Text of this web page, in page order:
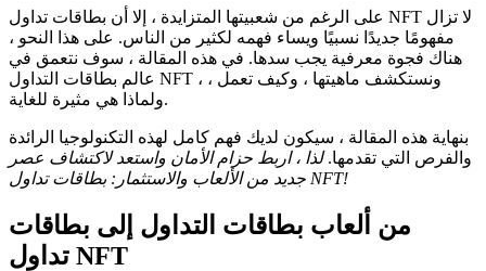
على الرغم من شعبيتها المتزايدة ، إلا أن بطاقات تداول NFT لا تزال
مفهومًا جديدًا نسبيًا ويساء فهمه لكثير من الناس. على هذا النحو ،
هناك فجوة معرفية يجب سدها. في هذه المقالة ، سوف نتعمق في
عالم بطاقات التداول NFT ، ونستكشف ماهيتها ، وكيف تعمل ،
ولماذا هي مثيرة للغاية.
بنهاية هذه المقالة ، سيكون لديك فهم كامل لهذه التكنولوجيا الرائدة
والفرص التي تقدمها.لذا ، اربط حزام الأمان واستعد لاكتشاف عصر
جديد من الألعاب والاستثمار: بطاقات تداول NFT!
من ألعاب بطاقات التداول إلى بطاقات
تداول NFT